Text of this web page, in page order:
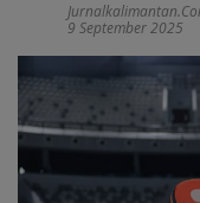
9 September 2025